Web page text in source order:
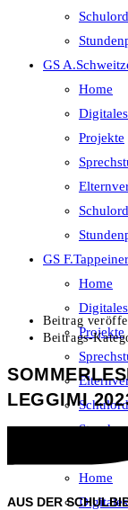
GS
Home
Projekte
GS F.Tappeiner
Home
Projekte
GS
Home
Beitrag
Beitrags-
LEGGIMI
AUS DER